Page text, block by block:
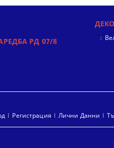
РД 07/8
Регистрация Лични Данни